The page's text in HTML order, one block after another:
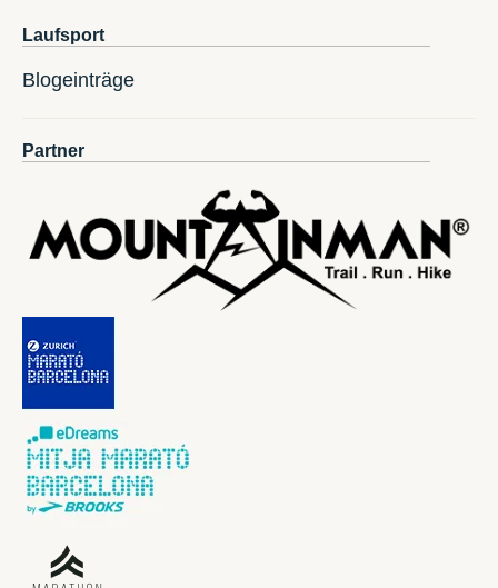
Laufsport
Blogeinträge
Partner